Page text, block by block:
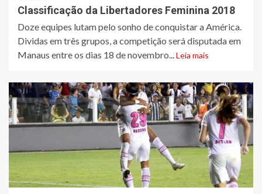
Classificação da Libertadores Feminina 2018
Doze equipes lutam pelo sonho de conquistar a América.
Dividas em três grupos, a competição será disputada em
Manaus entre os dias 18 de novembro...Leia mais